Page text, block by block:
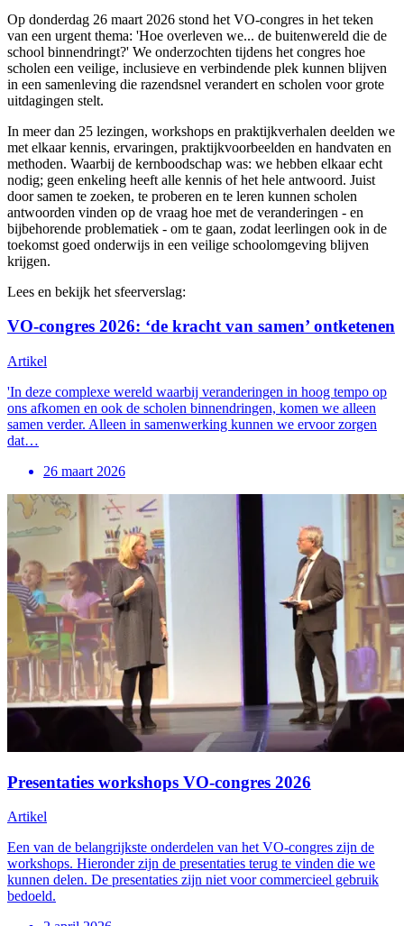
Op donderdag 26 maart 2026 stond het VO-congres in het teken
van een urgent thema: 'Hoe overleven we... de buitenwereld die de
school binnendringt?' We onderzochten tijdens het congres hoe
scholen een veilige, inclusieve en verbindende plek kunnen blijven
in een samenleving die razendsnel verandert en scholen voor grote
uitdagingen stelt.
In meer dan 25 lezingen, workshops en praktijkverhalen deelden we
met elkaar kennis, ervaringen, praktijkvoorbeelden en handvaten en
methoden. Waarbij de kernboodschap was: we hebben elkaar echt
nodig; geen enkeling heeft alle kennis of het hele antwoord. Juist
door samen te zoeken, te proberen en te leren kunnen scholen
antwoorden vinden op de vraag hoe met de veranderingen - en
bijbehorende problematiek - om te gaan, zodat leerlingen ook in de
toekomst goed onderwijs in een veilige schoolomgeving blijven
krijgen.
Lees en bekijk het sfeerverslag:
VO-congres 2026: ‘de kracht van samen’ ontketenen
Artikel
'In deze complexe wereld waarbij veranderingen in hoog tempo op
ons afkomen en ook de scholen binnendringen, komen we alleen
samen verder. Alleen in samenwerking kunnen we ervoor zorgen
dat…
26 maart 2026
Presentaties workshops VO-congres 2026
Artikel
Een van de belangrijkste onderdelen van het VO-congres zijn de
workshops. Hieronder zijn de presentaties terug te vinden die we
kunnen delen. De presentaties zijn niet voor commercieel gebruik
bedoeld.